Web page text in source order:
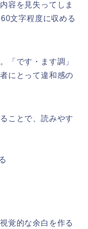
容を見失ってしま
文字程度に収める
「です・ます調」
にとって違和感の
ことで、読みやす
覚的な余白を作る